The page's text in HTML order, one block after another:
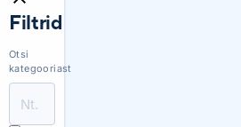
Filtrid
Otsi
kategooriast